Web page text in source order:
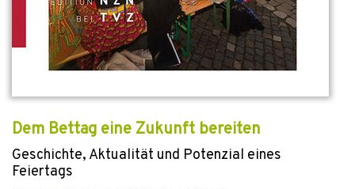
Dem Bettag eine Zukunft bereiten
Geschichte, Aktualität und Potenzial eines
Feiertags